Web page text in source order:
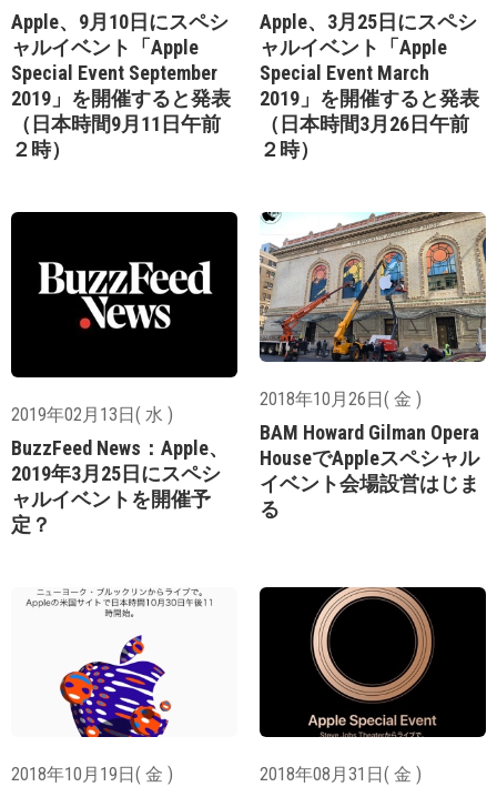
Apple、9月10日にスペシ
ャルイベント「Apple
Special Event September
2019」を開催すると発表
（日本時間9月11日午前
２時）
Apple、3月25日にスペシ
ャルイベント「Apple
Special Event March
2019」を開催すると発表
（日本時間3月26日午前
２時）
2019年02月13日( 水 )
BuzzFeed News：Apple、
2019年3月25日にスペシ
ャルイベントを開催予
定？
2018年10月26日( 金 )
BAM Howard Gilman Opera
HouseでAppleスペシャル
イベント会場設営はじま
る
2018年10月19日( 金 ) 2018年08月31日( 金 )